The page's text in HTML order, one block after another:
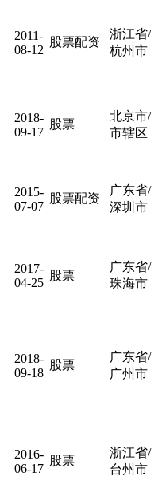
2011-
08-12
股票配资
浙江省/
杭州市
2018-
09-17
股票
北京市/
市辖区
2015-
07-07
股票配资
广东省/
深圳市
2017-
04-25
股票
广东省/
珠海市
2018-
09-18
股票
广东省/
广州市
2016-
06-17
股票
浙江省/
台州市